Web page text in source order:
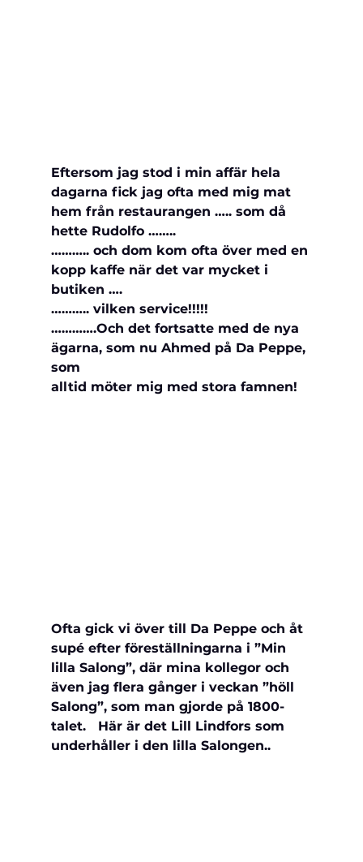
Eftersom jag stod i min affär hela
dagarna fick jag ofta med mig mat
hem från restaurangen ….. som då
hette Rudolfo ……..
……….. och dom kom ofta över med en
kopp kaffe när det var mycket i
butiken ….
……….. vilken service!!!!!
………….Och det fortsatte med de nya
ägarna, som nu Ahmed på Da Peppe,
som
alltid möter mig med stora famnen!
Ofta gick vi över till Da Peppe och åt
supé efter föreställningarna i ”Min
lilla Salong”, där mina kollegor och
även jag flera gånger i veckan ”höll
Salong”, som man gjorde på 1800-
talet.   Här är det Lill Lindfors som
underhåller i den lilla Salongen..